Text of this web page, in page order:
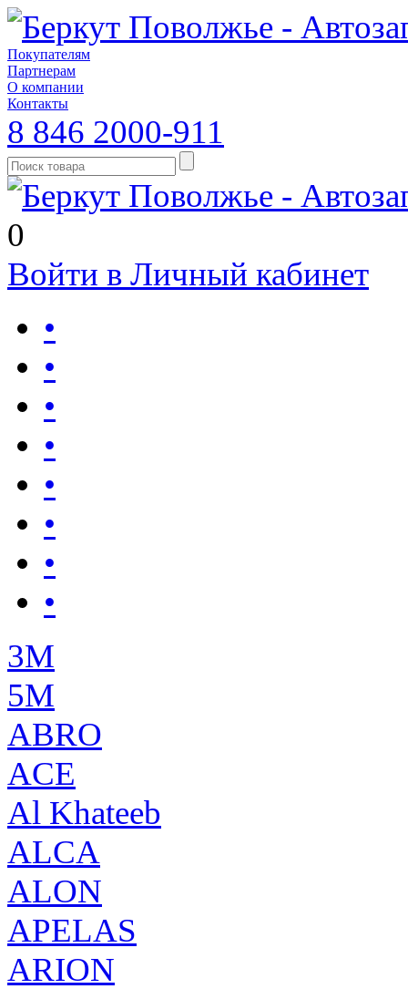
Покупателям
Партнерам
О компании
Контакты
8 846 2000-911
0
Войти в Личный кабинет
•
•
•
•
•
•
•
•
3М
5М
ABRO
ACE
Al Khateeb
ALCA
ALON
APELAS
ARION